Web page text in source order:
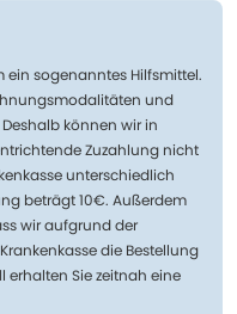
ein sogenanntes Hilfsmittel.
und
können wir in
Zuzahlung nicht
unterschiedlich
beträgt 10€. Außerdem
wir aufgrund der
die Bestellung
erhalten Sie zeitnah eine